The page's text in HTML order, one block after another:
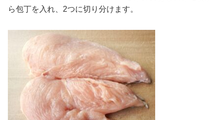
ら包丁を入れ、2つに切り分けます。